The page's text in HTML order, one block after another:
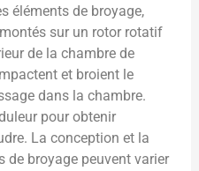
éléments de broyage,
sur un rotor rotatif
de la chambre de
et broient le
dans la chambre.
pour obtenir
La conception et la
de broyage peuvent varier